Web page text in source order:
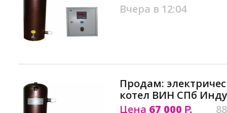
Вчера в 12:04
Продам:
котел ВИН СПб
Цена 67 000 Р.